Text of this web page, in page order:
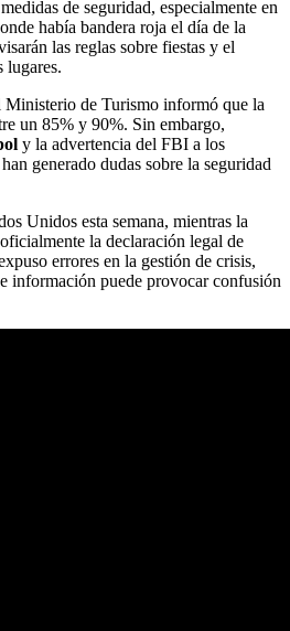
de seguridad, especialmente en
había bandera roja el día de la
las reglas sobre fiestas y el
lugares.
Ministerio de Turismo informó que la
un 85% y 90%. Sin embargo,
y la advertencia del FBI a los
generado dudas sobre la seguridad
Unidos esta semana, mientras la
la declaración legal de
errores en la gestión de crisis,
información puede provocar confusión